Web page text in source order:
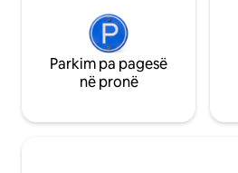
Parkim pa pagesë
në pronë